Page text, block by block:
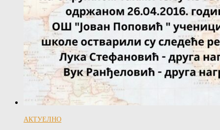
АКТУЕЛНО